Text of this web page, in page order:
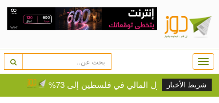
شريط الأخبار
نسبة الشمول المالي في فلسطين إلى 73% الخليلي